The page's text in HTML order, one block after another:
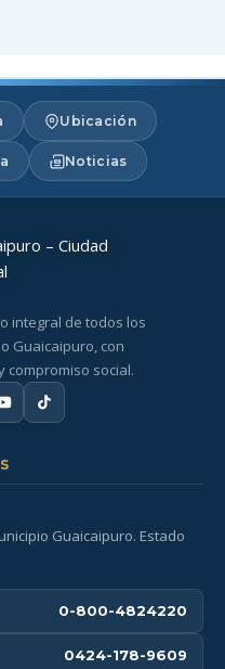
Ubicación
Noticias
integral de todos los
Guaicaipuro, con
compromiso social.
Guaicaipuro. Estado
0-800-4824220
0424-178-9609